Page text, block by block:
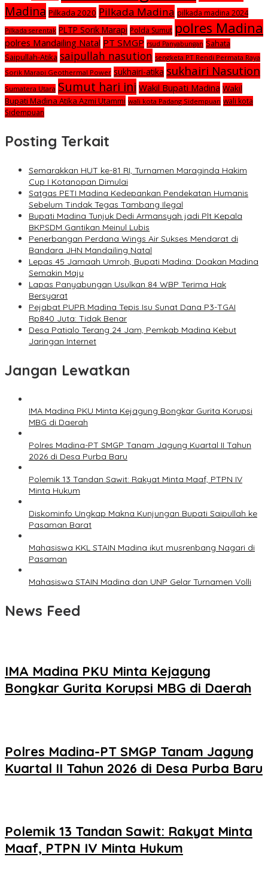
Madina Pilkada 2020 Pilkada Madina pilkada madina 2024
Pilkada serentak PLTP Sorik Marapi Polda Sumut polres Madina
polres Mandailing Natal PT SMGP rsud Panyabungan Sahata
Saipullah-Atika saipullah nasution sengketa PT Rendi Permata Raya
Sorik Marapi Geothermal Power sukhairi-atika sukhairi Nasution
Sumatera Utara Sumut hari ini Wakil Bupati Madina Wakil
Bupati Madina Atika Azmi Utammi wali kota Padang Sidempuan wali kota
Sidempuan
Posting Terkait
Semarakkan HUT ke-81 RI, Turnamen Maraginda Hakim
Cup I Kotanopan Dimulai
Satgas PETI Madina Kedepankan Pendekatan Humanis
Sebelum Tindak Tegas Tambang Ilegal
Bupati Madina Tunjuk Dedi Armansyah jadi Plt Kepala
BKPSDM Gantikan Meinul Lubis
Penerbangan Perdana Wings Air Sukses Mendarat di
Bandara JHN Mandailing Natal
Lepas 45 Jamaah Umroh, Bupati Madina: Doakan Madina
Semakin Maju
Lapas Panyabungan Usulkan 84 WBP Terima Hak
Bersyarat
Pejabat PUPR Madina Tepis Isu Sunat Dana P3-TGAI
Rp840 Juta: Tidak Benar
Desa Patialo Terang 24 Jam, Pemkab Madina Kebut
Jaringan Internet
Jangan Lewatkan
IMA Madina PKU Minta Kejagung Bongkar Gurita Korupsi
MBG di Daerah
Polres Madina-PT SMGP Tanam Jagung Kuartal II Tahun
2026 di Desa Purba Baru
Polemik 13 Tandan Sawit: Rakyat Minta Maaf, PTPN IV
Minta Hukum
Diskominfo Ungkap Makna Kunjungan Bupati Saipullah ke
Pasaman Barat
Mahasiswa KKL STAIN Madina ikut musrenbang Nagari di
Pasaman
Mahasiswa STAIN Madina dan UNP Gelar Turnamen Volli
News Feed
IMA Madina PKU Minta Kejagung
Bongkar Gurita Korupsi MBG di Daerah
Polres Madina-PT SMGP Tanam Jagung
Kuartal II Tahun 2026 di Desa Purba Baru
Polemik 13 Tandan Sawit: Rakyat Minta
Maaf, PTPN IV Minta Hukum